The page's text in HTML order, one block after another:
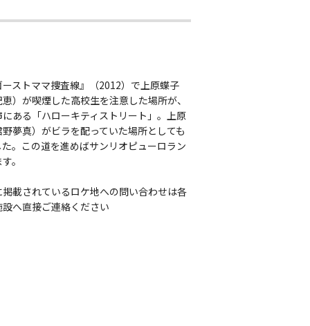
ーストママ捜査線』（2012）で上原蝶子
恵）が喫煙した高校生を注意した場所が、
にある「ハローキティストリート」。上原
野夢真）がビラを配っていた場所としても
。この道を進めばサンリオピューロラン
。
載されているロケ地への問い合わせは各
へ直接ご連絡ください